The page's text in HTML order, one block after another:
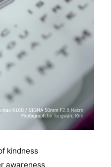
kindness
awareness